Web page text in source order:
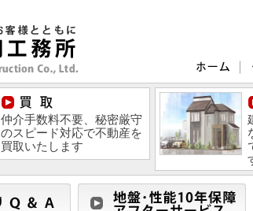
仲介手数料不要、秘密厳守
のスピード対応で不動産を
買取いたします